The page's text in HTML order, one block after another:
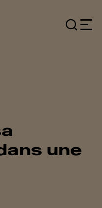
une